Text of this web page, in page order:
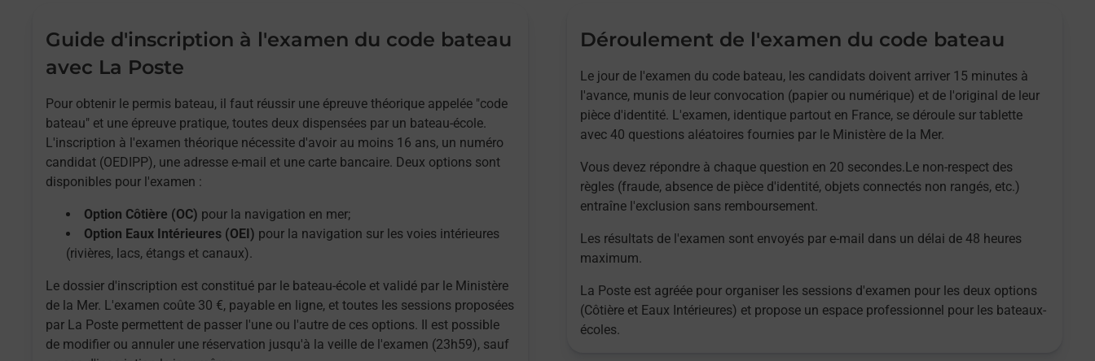
Guide d'inscription à l'examen du code bateau
avec La Poste
Pour obtenir le permis bateau, il faut réussir une épreuve théorique appelée "code
bateau" et une épreuve pratique, toutes deux dispensées par un bateau-école.
L'inscription à l'examen théorique nécessite d'avoir au moins 16 ans, un numéro
candidat (OEDIPP), une adresse e-mail et une carte bancaire. Deux options sont
disponibles pour l'examen :
Option Côtière (OC) pour la navigation en mer;
Option Eaux Intérieures (OEI) pour la navigation sur les voies intérieures
(rivières, lacs, étangs et canaux).
Le dossier d'inscription est constitué par le bateau-école et validé par le Ministère
de la Mer. L'examen coûte 30 €, payable en ligne, et toutes les sessions proposées
par La Poste permettent de passer l'une ou l'autre de ces options. Il est possible
de modifier ou annuler une réservation jusqu'à la veille de l'examen (23h59), sauf
Déroulement de l'examen du code bateau
Le jour de l'examen du code bateau, les candidats doivent arriver 15 minutes à
l'avance, munis de leur convocation (papier ou numérique) et de l'original de leur
pièce d'identité. L'examen, identique partout en France, se déroule sur tablette
avec 40 questions aléatoires fournies par le Ministère de la Mer.
Vous devez répondre à chaque question en 20 secondes.Le non-respect des
règles (fraude, absence de pièce d'identité, objets connectés non rangés, etc.)
entraîne l'exclusion sans remboursement.
Les résultats de l'examen sont envoyés par e-mail dans un délai de 48 heures
maximum.
La Poste est agréée pour organiser les sessions d'examen pour les deux options
(Côtière et Eaux Intérieures) et propose un espace professionnel pour les bateaux-
écoles.